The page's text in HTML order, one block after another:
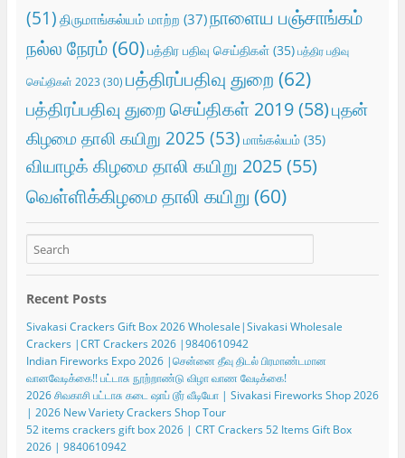
(51) திருமாங்கல்யம் மாற்ற (37)நாளைய பஞ்சாங்கம்
நல்ல நேரம்(60)பத்திர பதிவு செய்திகள்(35) பத்திர பதிவு
செய்திகள் 2023 (30) பத்திரப்பதிவு துறை (62)
பத்திரப்பதிவு துறை செய்திகள் 2019(58)புதன்
கிழமை தாலி கயிறு 2025 (53) மாங்கல்யம்(35)
வியாழக் கிழமை தாலி கயிறு 2025(55)
வெள்ளிக்கிழமை தாலி கயிறு (60)
Recent Posts
Sivakasi Crackers Gift Box 2026 Wholesale|Sivakasi Wholesale
Crackers |CRT Crackers 2026 |9840610942
Indian Fireworks Expo 2026 |சென்னை தீவு திடல் பிரமாண்டமான
வானவேடிக்கை!! பட்டாசு நூற்றாண்டு விழா வாண வேடிக்கை!
2026 சிவகாசி பட்டாசு கடை ஷாப் டூர் வீடியோ | Sivakasi Fireworks Shop 2026
| 2026 New Variety Crackers Shop Tour
52 items crackers gift box 2026 | CRT Crackers 52 Items Gift Box
2026 | 9840610942